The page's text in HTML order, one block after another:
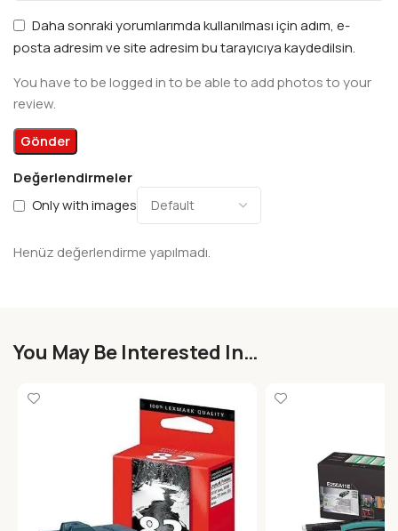
Değerlendirmeler
Only with images
Henüz değerlendirme yapılmadı.
Daha sonraki yorumlarımda kullanılması için adım, e-
posta adresim ve site adresim bu tarayıcıya kaydedilsin.
You have to be logged in to be able to add photos to your
review.
You May Be Interested In…